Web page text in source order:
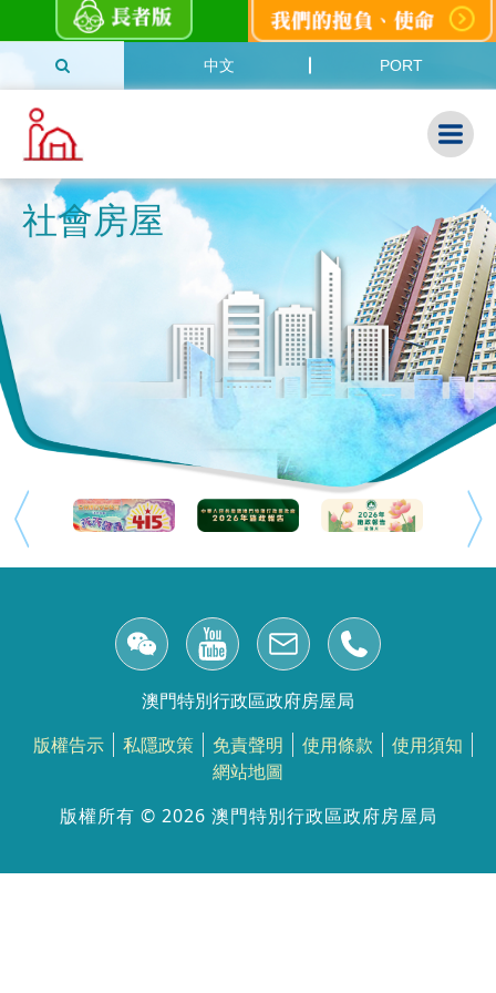
中文 PORT
社會房屋
澳門特別行政區政府房屋局
版權告示
私隱政策 免責聲明 使用條款
使用須知
網站地圖
版權所有 ©️ 2026 澳門特別行政區政府房屋局